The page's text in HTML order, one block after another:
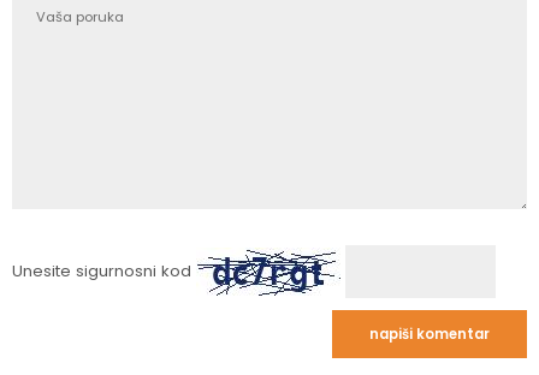
Unesite sigurnosni kod